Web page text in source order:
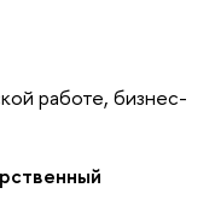
работе, бизнес-